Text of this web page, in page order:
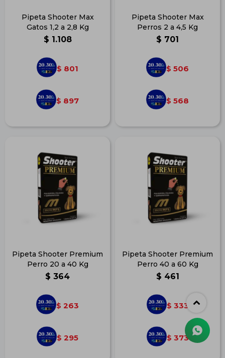
Pipeta Shooter Max
Gatos 1,2 a 2,8 Kg
$ 1.108
$ 801
$ 897
Pipeta Shooter Max
Perros 2 a 4,5 Kg
$ 701
$ 506
$ 568
Pipeta Shooter Premium
Perro 20 a 40 Kg
$ 364
$ 263
$ 295
Pipeta Shooter Premium
Perro 40 a 60 Kg
$ 461
$ 333
$ 373